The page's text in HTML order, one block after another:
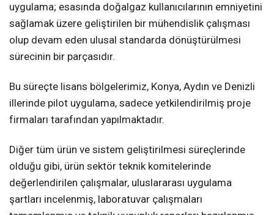
uygulama; esasında doğalgaz kullanıcılarının emniyetini
sağlamak üzere geliştirilen bir mühendislik çalışması
olup devam eden ulusal standarda dönüştürülmesi
sürecinin bir parçasıdır.
Bu süreçte lisans bölgelerimiz, Konya, Aydın ve Denizli
illerinde pilot uygulama, sadece yetkilendirilmiş proje
firmaları tarafından yapılmaktadır.
Diğer tüm ürün ve sistem geliştirilmesi süreçlerinde
olduğu gibi, ürün sektör teknik komitelerinde
değerlendirilen çalışmalar, uluslararası uygulama
şartları incelenmiş, laboratuvar çalışmaları